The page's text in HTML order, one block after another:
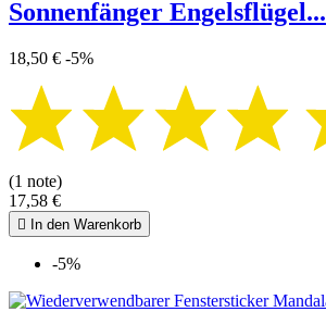
Sonnenfänger Engelsflügel...
18,50 € -5%
(1 note)
17,58 €
 In den Warenkorb
-5%